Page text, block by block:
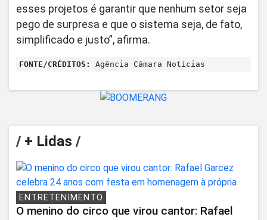
esses projetos é garantir que nenhum setor seja
pego de surpresa e que o sistema seja, de fato,
simplificado e justo”, afirma.
FONTE/CRÉDITOS: Agência Câmara Notícias
/+ Lidas /
ENTRETENIMENTO
O menino do circo que virou cantor: Rafael